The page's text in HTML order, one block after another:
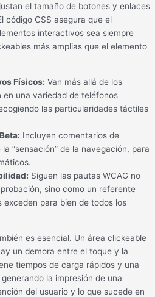
el tamaño de botones y enlaces
código CSS asegura que el
interactivos sea siempre
más amplias que el elemento
Físicos: Van más allá de los
en una variedad de teléfonos
las particularidades táctiles
Incluyen comentarios de
“sensación” de la navegación, para
Siguen las pautas WCAG no
sino como un referente
exceden para bien de todos los
es esencial. Un área clickeable
un demora entre el toque y la
tiempos de carga rápidos y una
la impresión de una
del usuario y lo que sucede en